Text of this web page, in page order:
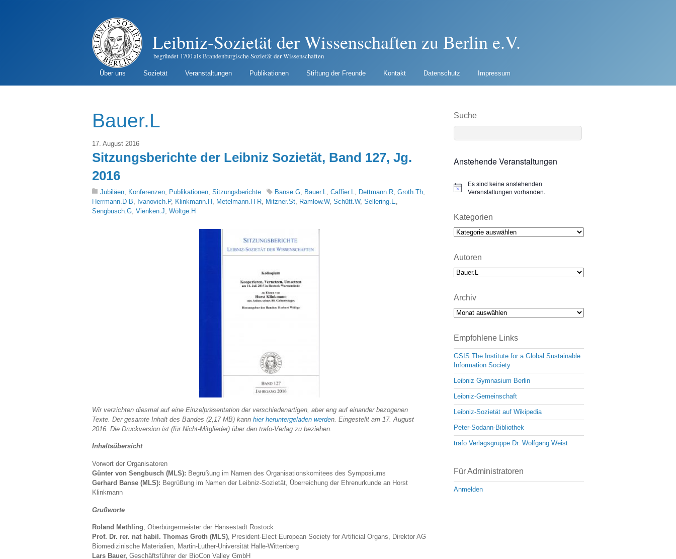
Leibniz-Sozietät der Wissenschaften zu Berlin e.V.
begründet 1700 als Brandenburgische Sozietät der Wissenschaften
Über uns Sozietät Veranstaltungen Publikationen Stiftung der Freunde Kontakt Datenschutz Impressum
Bauer.L
17. August 2016
Sitzungsberichte der Leibniz Sozietät, Band 127, Jg.
2016
Jubiläen Konferenzen Publikationen Sitzungsberichte Banse.G Bauer.L Caffier.L Dettmann.R Groth.Th
Herrmann.D-B
Ivanovich.P, Klinkmann.H Metelmann.H-R Mitzner.St Ramlow.W, Schütt.W, Sellering.E
Sengbusch.G Vienken.J Wöltge.H
Wir verzichten diesmal auf eine Einzelpräsentation der verschiedenartigen, aber eng auf einander bezogenen
Texte. Der gesamte Inhalt des Bandes (2,17 MB) kann hier heruntergeladen werden. Eingestellt am 17. August
2016. Die Druckversion ist (für Nicht-Mitglieder) über den trafo-Verlag zu beziehen.
Inhaltsübersicht
Vorwort der Organisatoren
Günter von Sengbusch (MLS): Begrüßung im Namen des Organisationskomitees des Symposiums
Gerhard Banse (MLS): Begrüßung im Namen der Leibniz-Sozietät, Überreichung der Ehrenurkunde an Horst
Klinkmann
Grußworte
Roland Methling, Oberbürgermeister der Hansestadt Rostock
Prof. Dr. rer. nat habil. Thomas Groth (MLS), President-Elect European Society for Artificial Organs, Direktor AG
Biomedizinische Materialien, Martin-Luther-Universität Halle-Wittenberg
Lars Bauer, Geschäftsführer der BioCon Valley GmbH
Suche
Anstehende Veranstaltungen
N
i
c
e
Es sind keine anstehenden
Veranstaltungen vorhanden.
Kategorien
Kategorien
Autoren
Archiv
Archiv
Empfohlene Links
GSIS The Institute for a Global Sustainable
Information Society
Leibniz Gymnasium Berlin
Leibniz-Gemeinschaft
Leibniz-Sozietät auf Wikipedia
Peter-Sodann-Bibliothek
trafo Verlagsgruppe Dr. Wolfgang Weist
Für Administratoren
Anmelden